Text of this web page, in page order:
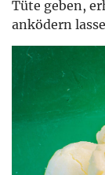
Tüte geben,
anködern